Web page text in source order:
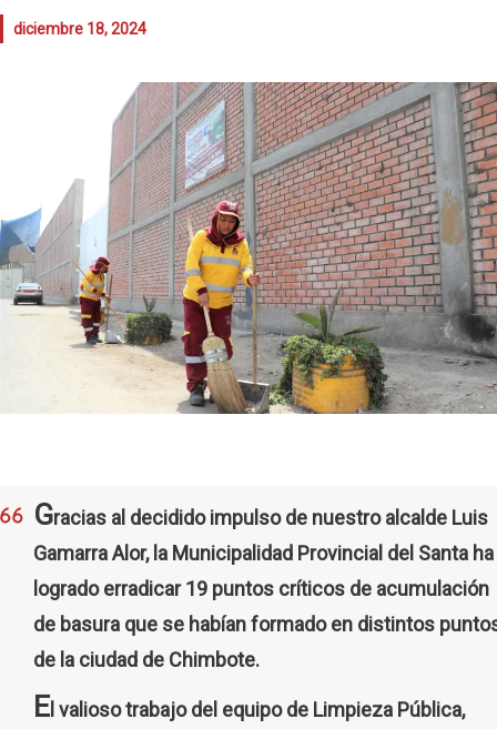
diciembre 18, 2024
Gracias al decidido impulso de nuestro alcalde Luis
Gamarra Alor, la Municipalidad Provincial del Santa ha
logrado erradicar 19 puntos críticos de acumulación
de basura que se habían formado en distintos
de la ciudad de Chimbote.
El valioso trabajo del equipo de Limpieza Pública,